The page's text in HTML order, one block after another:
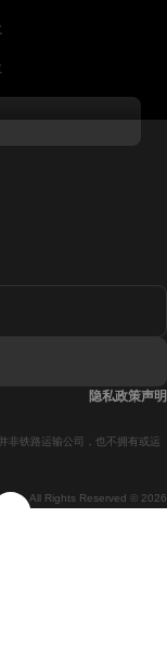
All Rights Reserved © 2026
非铁路运输公司，也不拥有或运
隐私政策声明